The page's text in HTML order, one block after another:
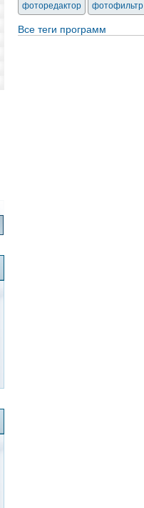
фоторедактор фотофильтр
Все теги программ